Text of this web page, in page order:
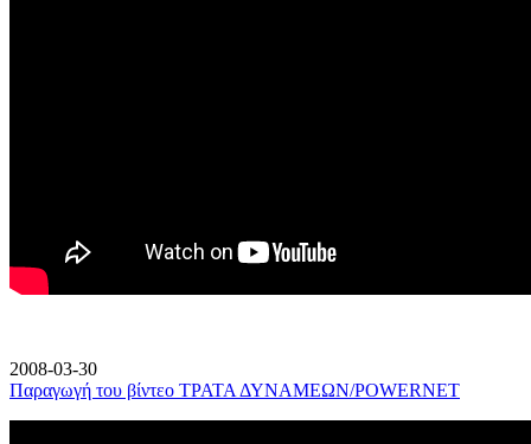
2008-03-30
Παραγωγή του βίντεο ΤΡΑΤΑ ΔΥΝΑΜΕΩΝ/POWERNET